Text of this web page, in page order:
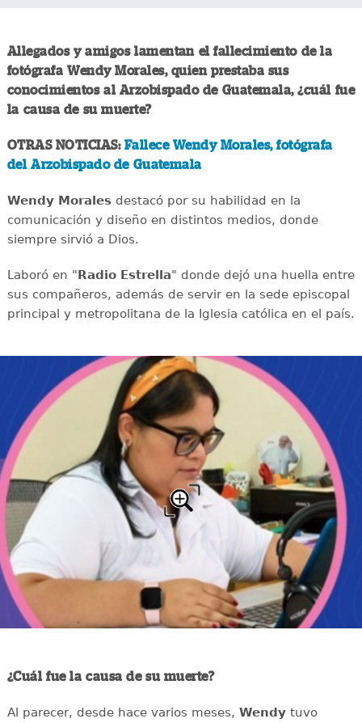
Allegados y amigos lamentan el fallecimiento de la
fotógrafa Wendy Morales, quien prestaba sus
conocimientos al Arzobispado de Guatemala, ¿cuál fue
la causa de su muerte?
OTRAS NOTICIAS: Fallece Wendy Morales, fotógrafa
del Arzobispado de Guatemala
Wendy Moralesdestacó por su habilidad en la
comunicación y diseño en distintos medios, donde
siempre sirvió a Dios.
Laboró en "Radio Estrella" donde dejó una huella entre
sus compañeros, además de servir en la sede episcopal
principal y metropolitana de la Iglesia católica en el país.
¿Cuál fue la causa de su muerte?
Al parecer, desde hace varios meses, Wendytuvo